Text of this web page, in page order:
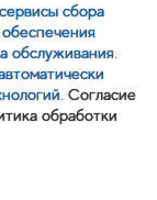
сбора
обслуживания.
Согласие
обработки